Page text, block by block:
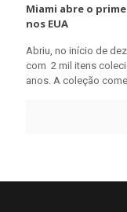
Miami abre o
nos EUA
Abriu, no início de
com 2 mil itens
anos. A coleção